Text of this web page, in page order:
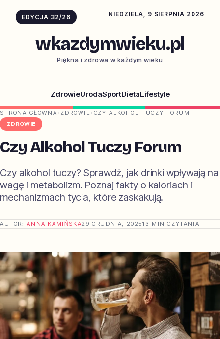
EDYCJA 32/26 NIEDZIELA, 9 SIERPNIA 2026
wkazdymwieku.pl
Piękna i zdrowa w każdym wieku
ZdrowieUrodaSportDietaLifestyle
STRONA GŁÓWNA › ZDROWIE › CZY ALKOHOL TUCZY FORUM
ZDROWIE
Czy Alkohol Tuczy Forum
Czy alkohol tuczy? Sprawdź, jak drinki wpływają na
wagę i metabolizm. Poznaj fakty o kaloriach i
mechanizmach tycia, które zaskakują.
AUTOR:ANNA KAMIŃSKA29 GRUDNIA, 202513 MIN CZYTANIA